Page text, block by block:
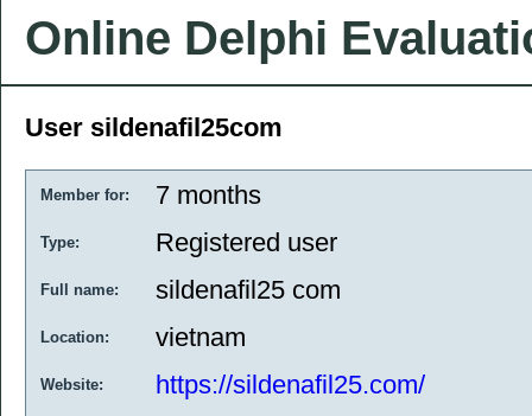
Online Delphi
User sildenafil25com
Member for: 7 months
Type: Registered user
Full name: sildenafil25 com
Location: vietnam
Website: https://sildenafil25.com/